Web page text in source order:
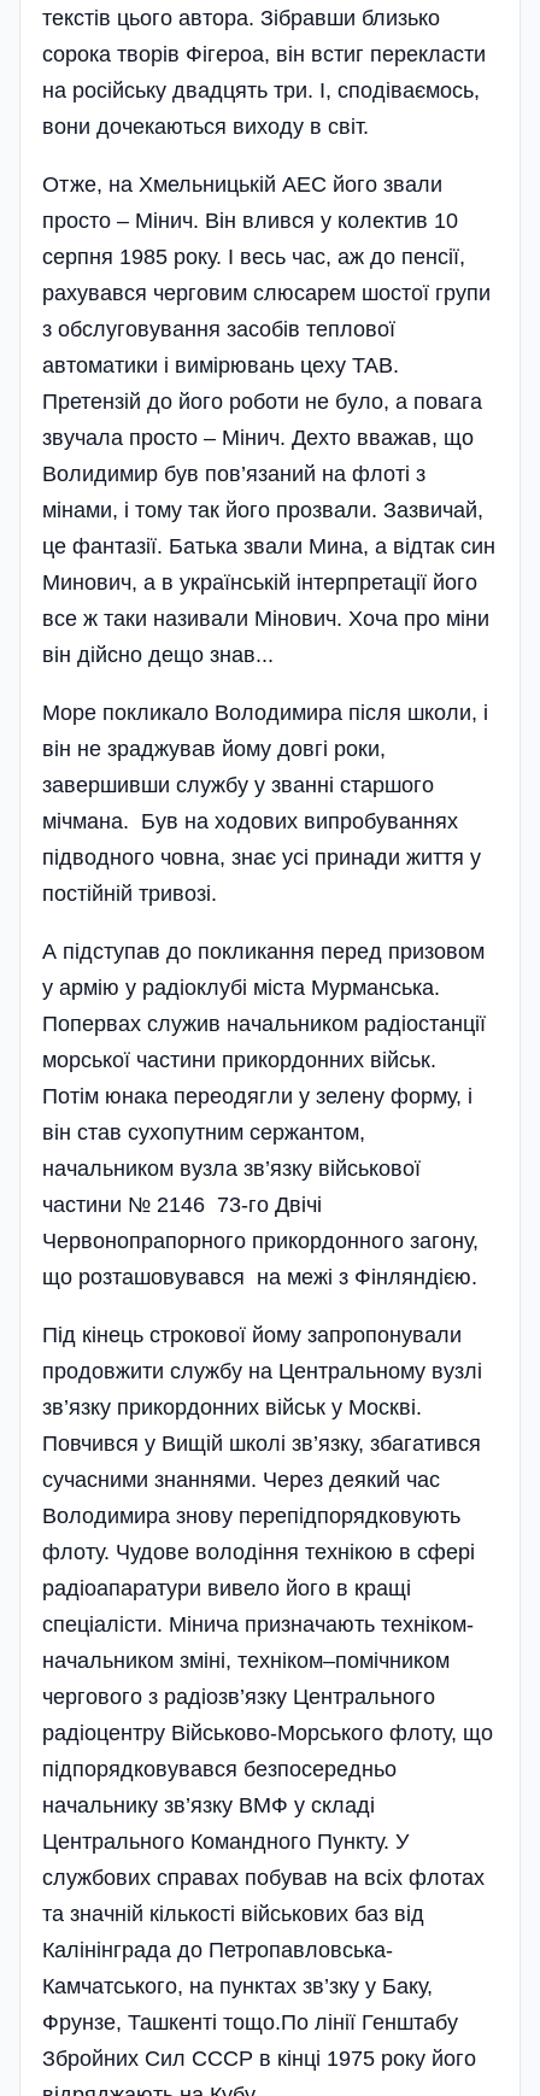
текстів цього автора. Зібравши близько
сорока творів Фігероа, він встиг перекласти
на російську двадцять три. І, сподіваємось,
вони дочекаються виходу в світ.
Отже, на Хмельницькій АЕС його звали
просто – Мінич. Він влився у колектив 10
серпня 1985 року. І весь час, аж до пенсії,
рахувався черговим слюсарем шостої групи
з обслуговування засобів теплової
автоматики і вимірювань цеху ТАВ.
Претензій до його роботи не було, а повага
звучала просто – Мінич. Де­хто вважав, що
Волидимир був пов’язаний на флоті з
мінами, і тому так його прозвали. Зазвичай,
це фантазії. Батька звали Мина, а відтак син
Минович, а в українській інтерпретації його
все ж таки називали Мінович. Хоча про міни
він дійсно дещо знав...
Море покликало Володимира після школи, і
він не зраджував йому довгі роки,
завершивши службу у званні старшого
мічмана. Був на ходових випробуваннях
підводного човна, знає усі принади життя у
постійній тривозі.
А підступав до покликання перед призовом
у армію у радіоклубі міста Мурманська.
Попервах служив начальником радіостанції
морської частини прикордонних військ.
Потім юнака переодягли у зелену форму, і
він став сухопутним сержантом,
начальником вузла зв’язку військової
частини № 2146 73-го Двічі
Червонопрапорного прикордонного загону,
що розташовувався на межі з Фінляндією.
Під кінець строкової йому запропонували
продовжити службу на Центральному вузлі
зв’язку прикордонних військ у Москві.
Повчився у Вищій школі зв’язку, збагатився
сучасними знаннями. Через деякий час
Володимира знову перепідпорядковують
флоту. Чудове володіння технікою в сфері
радіоапаратури вивело його в кращі
спеціалісти. Мінича призначають техніком-
начальником зміні, техніком–помічником
чергового з радіо­зв’язку Центрального
радіоцентру Військово-Морського флоту, що
підпорядковувався безпосередньо
начальнику зв’язку ВМФ у складі
Центрального Командного Пункту. У
службових справах побував на всіх флотах
та значній кількості військових баз від
Калінінграда до Петропавловська-
Камчатського, на пунктах зв’зку у Баку,
Фрунзе, Ташкенті тощо.По лінії Ген­штабу
Збройних Сил СССР в кінці 1975 року його